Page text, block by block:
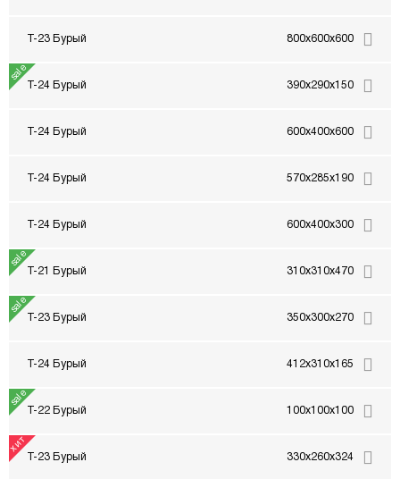
Т-23 Бурый 800x600x600
Т-24 Бурый 390x290x150
Т-24 Бурый 600x400x600
Т-24 Бурый 570x285x190
Т-24 Бурый 600x400x300
Т-21 Бурый 310x310x470
Т-23 Бурый 350x300x270
Т-24 Бурый 412x310x165
Т-22 Бурый 100x100x100
Т-23 Бурый 330x260x324